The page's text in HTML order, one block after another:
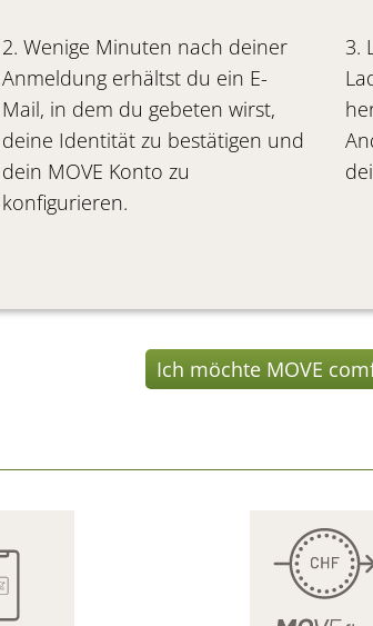
2. Wenige Minuten nach deiner
Anmeldung erhältst du ein E-
Mail, in dem du gebeten wirst,
deine Identität zu bestätigen und
dein MOVE Konto zu
konfigurieren.
3.
Ich möchte MOVE